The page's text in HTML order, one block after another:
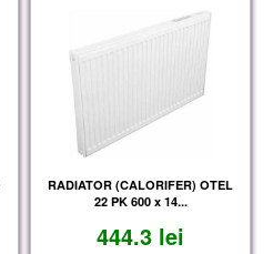
RADIATOR (CALORIFER) OTEL
22 PK 600 x 14...
444.3 lei